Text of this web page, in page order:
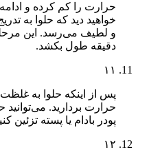
حرارت را کم کرده و ادامه دهید
خواهید دید که حلوا به تدریج
دقیقه طول بکشد.
پس از اینکه حلوا به غلظت مورد
حرارت بردارید. می‌توانید حلوا
پودر بادام یا پسته تزئین کنید.